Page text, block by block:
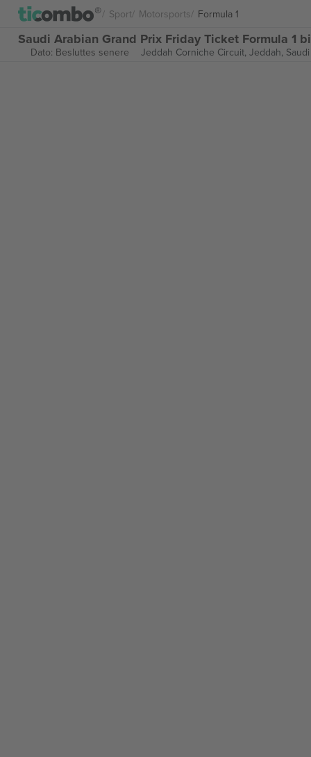
Sport Motorsports Formula 1
Saudi Arabian Grand Prix Friday Ticket Formula 1
Dato: Besluttes senere Jeddah Corniche Circuit, Jeddah,